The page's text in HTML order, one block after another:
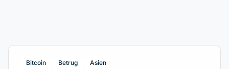
Bitcoin Betrug Asien